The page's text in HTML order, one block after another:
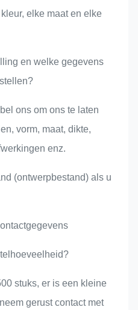
elke maat en elke
en welke gegevens
ons om ons te laten
vorm, maat, dikte,
enz.
(ontwerpbestand) als u
stuks, er is een kleine
gerust contact met